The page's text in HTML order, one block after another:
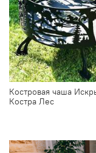
Костровая чаша
Костра Лес